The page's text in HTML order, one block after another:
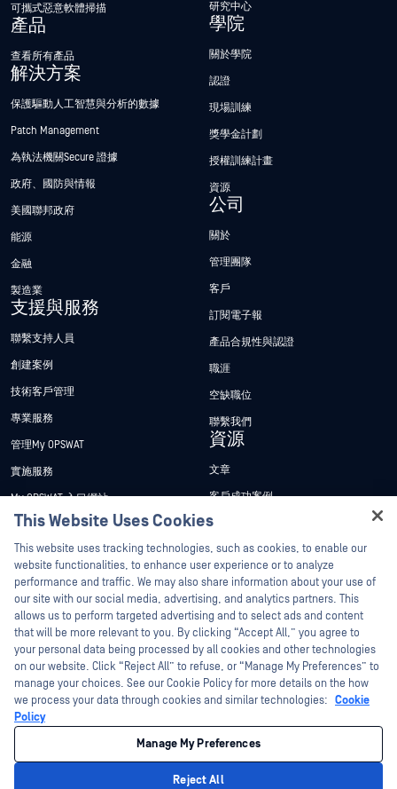
可攜式惡意軟體掃描
產品
查看所有產品
解決方案
保護驅動人工智慧與分析的數據
Patch Management
為執法機關Secure 證據
政府、國防與情報
美國聯邦政府
能源
金融
製造業
支援與服務
聯繫支持人員
創建案例
技術客戶管理
專業服務
管理My OPSWAT
實施服務
My OPSWAT 入口網站
技術檔案
訓練
漏洞通報計畫
合作夥伴
認證
技術合作夥伴
管道合作夥伴計劃
研究中心
學院
關於學院
認證
現場訓練
獎學金計劃
授權訓練計畫
資源
公司
關於
管理團隊
客戶
訂閱電子報
產品合規性與認證
職涯
空缺職位
聯繫我們
資源
文章
客戶成功案例
新聞稿
新聞報導
網路研討會
產品型錄
白皮書
免費工具
©2026OPSWAT . 保留所有權利。OPSWAT、MetaDefender、Metascan、
MetaAccess、OPSWAT 、Trust no File. Trust No Device.、OPSWAT 、Protecting the
World's Critical Infrastructure、Deep CDR™ Technology、InQuest、InQuest標誌、
DFI、RetroHunt、Deep File Inspection 及 Join the Hunt 均為OPSWAT 之商標。第三
This Website Uses Cookies
This website uses tracking technologies, such as cookies, to enable our
website functionalities, to enhance user experience or to analyze
performance and traffic. We may also share information about your use of
our site with our social media, advertising, and analytics partners. This
allows us to perform targeted advertising and to select ads and content
that will be more relevant to you. By clicking “Accept All,” you agree to
your personal data being processed by all cookies and other technologies
on our website. Click “Reject All” to refuse, or “Manage My Preferences” to
manage your choices. See our Cookie Policy for more details on the how
we process your data through cookies and similar technologies: Cookie
Policy
Manage My Preferences
Reject All
Hey there!
I'm Ozzy, your OPSWAT virtual assistant.
How can I help you secure what's critical
today?